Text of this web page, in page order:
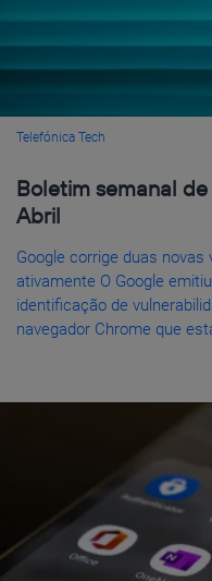
Telefónica Tech
Boletim semanal
Abril
Google corrige duas novas
ativamente O Google
identificação de
navegador Chrome que